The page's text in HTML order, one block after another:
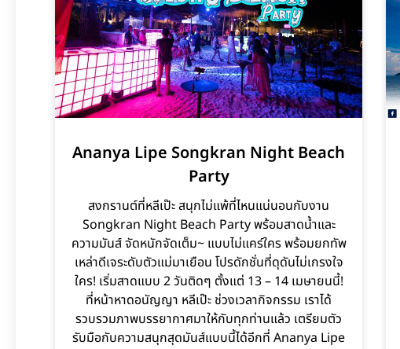
Ananya Lipe Songkran Night Beach
Party
สงกรานต์ที่หลีเป๊ะ สนุกไม่แพ้ที่ไหนแน่นอนกับงาน
Songkran Night Beach Party พร้อมสาดน้ำและ
ความมันส์ จัดหนักจัดเต็ม~ แบบไม่แคร์ใคร พร้อมยกทัพ
เหล่าดีเจระดับตัวแม่มาเยือน โปรดักชั่นที่ดุดันไม่เกรงใจ
ใคร! เริ่มสาดแบบ 2 วันติดๆ ตั้งแต่ 13 – 14 เมษายนนี้!
ที่หน้าหาดอนัญญา หลีเป๊ะ ช่วงเวลากิจกรรม เราได้
รวบรวมภาพบรรยากาศมาให้กับทุกท่านแล้ว เตรียมตัว
รับมือกับความสนุกสุดมันส์แบบนี้ได้อีกที่ Ananya Lipe